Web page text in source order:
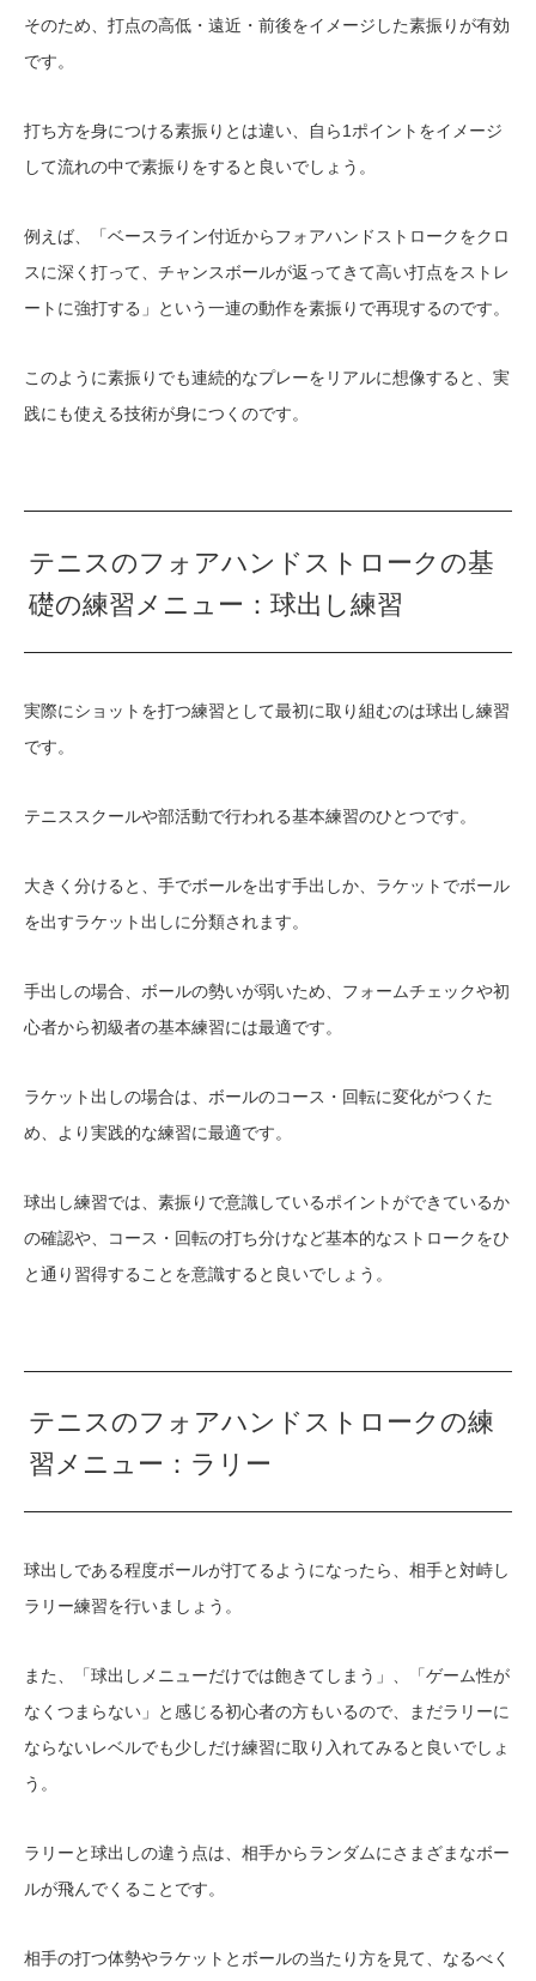
そのため、打点の高低・遠近・前後をイメージした素振りが有効
です。
打ち方を身につける素振りとは違い、自ら1ポイントをイメージ
して流れの中で素振りをすると良いでしょう。
例えば、「ベースライン付近からフォアハンドストロークをクロ
スに深く打って、チャンスボールが返ってきて高い打点をストレ
ートに強打する」という一連の動作を素振りで再現するのです。
このように素振りでも連続的なプレーをリアルに想像すると、実
践にも使える技術が身につくのです。
テニスのフォアハンドストロークの基
礎の練習メニュー：球出し練習
実際にショットを打つ練習として最初に取り組むのは球出し練習
です。
テニススクールや部活動で行われる基本練習のひとつです。
大きく分けると、手でボールを出す手出しか、ラケットでボール
を出すラケット出しに分類されます。
手出しの場合、ボールの勢いが弱いため、フォームチェックや初
心者から初級者の基本練習には最適です。
ラケット出しの場合は、ボールのコース・回転に変化がつくた
め、より実践的な練習に最適です。
球出し練習では、素振りで意識しているポイントができているか
の確認や、コース・回転の打ち分けなど基本的なストロークをひ
と通り習得することを意識すると良いでしょう。
テニスのフォアハンドストロークの練
習メニュー：ラリー
球出しである程度ボールが打てるようになったら、相手と対峙し
ラリー練習を行いましょう。
また、「球出しメニューだけでは飽きてしまう」、「ゲーム性が
なくつまらない」と感じる初心者の方もいるので、まだラリーに
ならないレベルでも少しだけ練習に取り入れてみると良いでしょ
う。
ラリーと球出しの違う点は、相手からランダムにさまざまなボー
ルが飛んでくることです。
相手の打つ体勢やラケットとボールの当たり方を見て、なるべく